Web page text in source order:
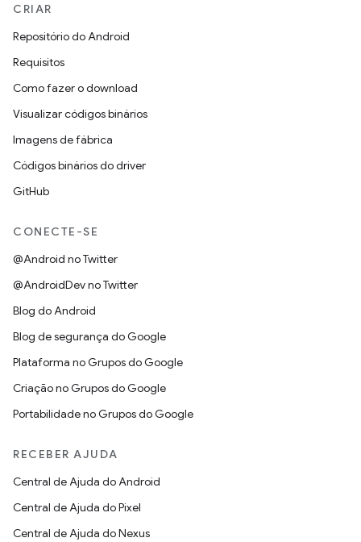
CRIAR
Repositório do Android
Requisitos
Como fazer o download
Visualizar códigos binários
Imagens de fábrica
Códigos binários do driver
GitHub
CONECTE-SE
@Android no Twitter
@AndroidDev no Twitter
Blog do Android
Blog de segurança do Google
Plataforma no Grupos do Google
Criação no Grupos do Google
Portabilidade no Grupos do Google
RECEBER AJUDA
Central de Ajuda do Android
Central de Ajuda do Pixel
Central de Ajuda do Nexus